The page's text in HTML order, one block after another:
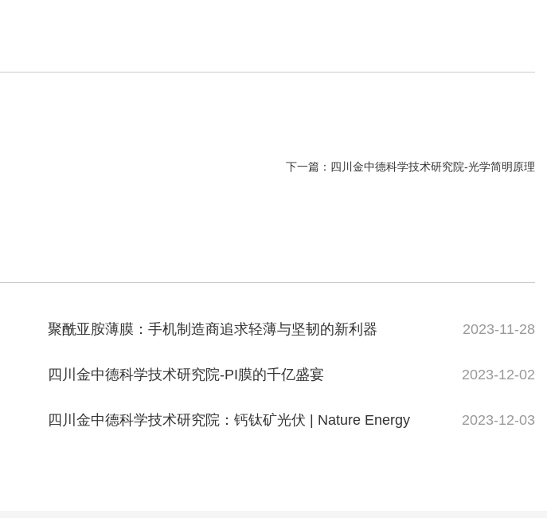
下一篇： 四川金中德科学技术研究院-光学简明原理
2023-11-28
聚酰亚胺薄膜：手机制造商追求轻薄与坚韧的新利器
2023-12-02
四川金中德科学技术研究院-PI膜的千亿盛宴
2023-12-03
四川金中德科学技术研究院：钙钛矿光伏 | Nature Energy